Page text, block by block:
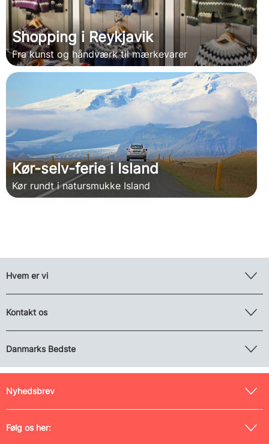
Shopping i Reykjavik
Fra kunst og håndværk til mærkevarer
Kør-selv-ferie i Island
Kør rundt i natursmukke Island
Hvem er vi
Kontakt os
Danmarks Bedste
Nyhedsbrev
Følg os her: